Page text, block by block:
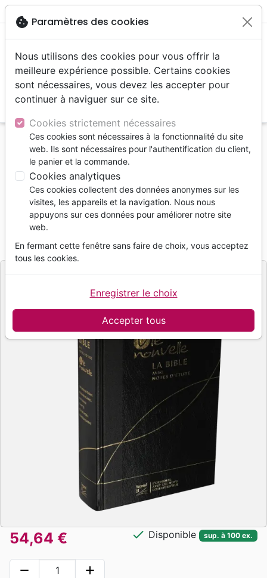
menu
Accueil Bibles
Bibles d'étude
Bible d'étude Vie nouvelle, S21, Noire SG16438
Bible d'étude Vie nouvelle, S21, Noire
SG16438
Segond 21
Référence
EditeurSociété Biblique de Genève
54,64 € check Disponible sup. à 100 ex.
remove add
cookie Paramètres des cookies
Nous utilisons des cookies pour vous offrir la
meilleure expérience possible. Certains cookies
sont nécessaires, vous devez les accepter pour
continuer à naviguer sur ce site.
Cookies strictement nécessaires
Ces cookies sont nécessaires à la fonctionnalité du site
web. Ils sont nécessaires pour l'authentification du client,
le panier et la commande.
Cookies analytiques
Ces cookies collectent des données anonymes sur les
visites, les appareils et la navigation. Nous nous
appuyons sur ces données pour améliorer notre site
web.
En fermant cette fenêtre sans faire de choix, vous acceptez
tous les cookies.
Accepter tous
Enregistrer le choix